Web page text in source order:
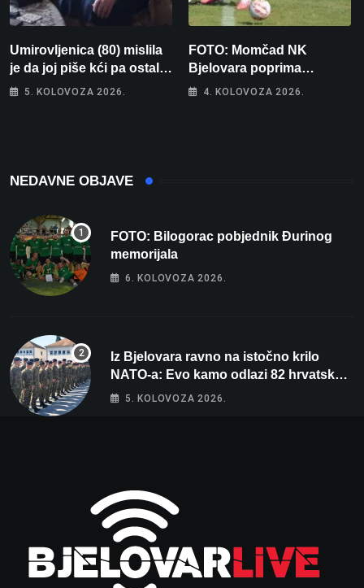
Umirovljenica (80) mislila
je da joj piše kći pa ostala
bez 1000 eura
5. KOLOVOZA 2026.
FOTO: Momčad NK
Bjelovara poprima
jesenski izgled
4. KOLOVOZA 2026.
NEDAVNE OBJAVE
FOTO: Bilogorac pobjednik Đurinog
memorijala
6. KOLOVOZA 2026.
Iz Bjelovara ravno na istočno krilo
NATO-a: Evo kamo odlazi 82 hrvatska
vojnika i 6 vojnikinja
5. KOLOVOZA 2026.